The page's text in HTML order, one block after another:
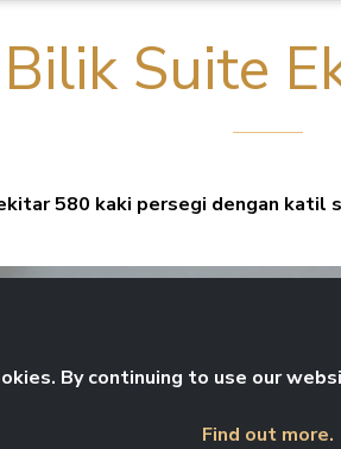
Bilik Suite
580 kaki persegi dengan katil
By continuing to use our
Find out more.